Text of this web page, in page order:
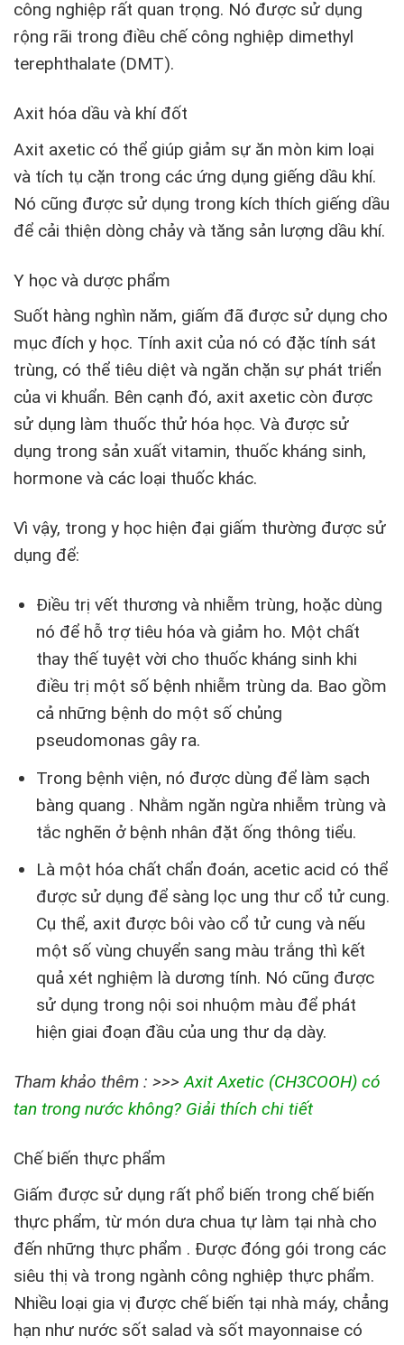
công nghiệp rất quan trọng. Nó được sử dụng
rộng rãi trong điều chế công nghiệp dimethyl
terephthalate (DMT).
Axit hóa dầu và khí đốt
Axit axetic có thể giúp giảm sự ăn mòn kim loại
và tích tụ cặn trong các ứng dụng giếng dầu khí.
Nó cũng được sử dụng trong kích thích giếng dầu
để cải thiện dòng chảy và tăng sản lượng dầu khí.
Y học và dược phẩm
Suốt hàng nghìn năm, giấm đã được sử dụng cho
mục đích y học. Tính axit của nó có đặc tính sát
trùng, có thể tiêu diệt và ngăn chặn sự phát triển
của vi khuẩn. Bên cạnh đó, axit axetic còn được
sử dụng làm thuốc thử hóa học. Và được sử
dụng trong sản xuất vitamin, thuốc kháng sinh,
hormone và các loại thuốc khác.
Vì vậy, trong y học hiện đại giấm thường được sử
dụng để:
Điều trị vết thương và nhiễm trùng, hoặc dùng
nó để hỗ trợ tiêu hóa và giảm ho. Một chất
thay thế tuyệt vời cho thuốc kháng sinh khi
điều trị một số bệnh nhiễm trùng da. Bao gồm
cả những bệnh do một số chủng
pseudomonas gây ra.
Trong bệnh viện, nó được dùng để làm sạch
bàng quang . Nhằm ngăn ngừa nhiễm trùng và
tắc nghẽn ở bệnh nhân đặt ống thông tiểu.
Là một hóa chất chẩn đoán, acetic acid có thể
được sử dụng để sàng lọc ung thư cổ tử cung.
Cụ thể, axit được bôi vào cổ tử cung và nếu
một số vùng chuyển sang màu trắng thì kết
quả xét nghiệm là dương tính. Nó cũng được
sử dụng trong nội soi nhuộm màu để phát
hiện giai đoạn đầu của ung thư dạ dày.
Tham khảo thêm : >>>Axit Axetic (CH3COOH) có
tan trong nước không? Giải thích chi tiết
Chế biến thực phẩm
Giấm được sử dụng rất phổ biến trong chế biến
thực phẩm, từ món dưa chua tự làm tại nhà cho
đến những thực phẩm . Được đóng gói trong các
siêu thị và trong ngành công nghiệp thực phẩm.
Nhiều loại gia vị được chế biến tại nhà máy, chẳng
hạn như nước sốt salad và sốt mayonnaise có